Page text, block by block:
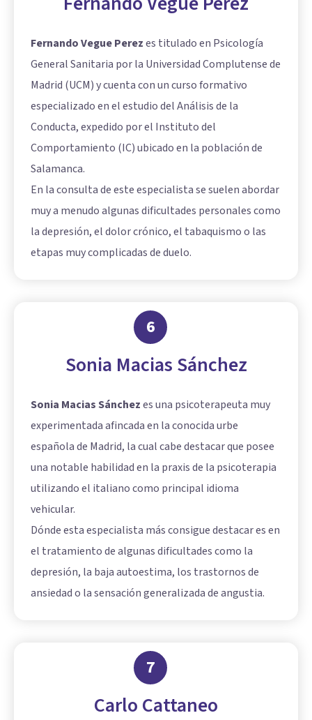
Fernando Vegue Perezes titulado en Psicología
General Sanitaria por la Universidad Complutense de
Madrid (UCM) y cuenta con un curso formativo
especializado en el estudio del Análisis de la
Conducta, expedido por el Instituto del
Comportamiento (IC) ubicado en la población de
Salamanca.
En la consulta de este especialista se suelen abordar
muy a menudo algunas dificultades personales como
la depresión, el dolor crónico, el tabaquismo o las
etapas muy complicadas de duelo.
6
Sonia Macias Sánchez
Sonia Macias Sánchezes una psicoterapeuta muy
experimentada afincada en la conocida urbe
española de Madrid, la cual cabe destacar que posee
una notable habilidad en la praxis de la psicoterapia
utilizando el italiano como principal idioma
vehicular.
Dónde esta especialista más consigue destacar es en
el tratamiento de algunas dificultades como la
depresión, la baja autoestima, los trastornos de
ansiedad o la sensación generalizada de angustia.
7
Carlo Cattaneo